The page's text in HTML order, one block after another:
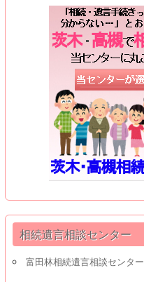
相続遺言相談センター
富田林相続遺言相談センター